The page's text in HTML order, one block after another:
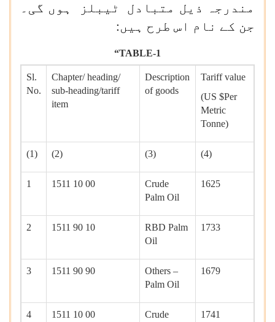
مندرجہ ذیل متبادل ٹیبلز ہوں گی۔
جن کے نام اس طرح ہیں:
“TABLE-1
Sl.
No.
Chapter/ heading/
sub-heading/tariff
item
Description
of goods
Tariff value
(US $Per
Metric
Tonne)
(1) (2) (3) (4)
1 1511 10 00
Crude
Palm Oil
1625
2 1511 90 10
RBD Palm
Oil
1733
3 1511 90 90
Others –
Palm Oil
1679
4 1511 10 00
Crude
1741